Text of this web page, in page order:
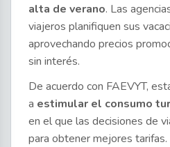
alta de verano. Las
viajeros planifiquen sus
aprovechando precios
sin interés.
De acuerdo con FAEVYT,
a estimular el consumo
en el que las decisiones de
para obtener mejores